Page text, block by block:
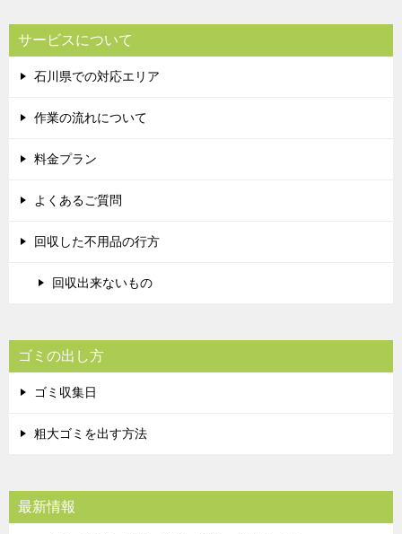
サービスについて
石川県での対応エリア
作業の流れについて
料金プラン
よくあるご質問
回収した不用品の行方
回収出来ないもの
ゴミの出し方
ゴミ収集日
粗大ゴミを出す方法
最新情報